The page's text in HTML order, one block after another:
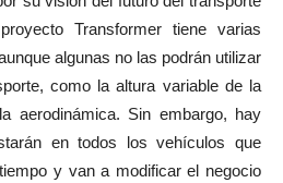
Transformer tiene varias
algunas no las podrán utilizar
como la altura variable de la
aerodinámica. Sin embargo, hay
en todos los vehículos que
y van a modificar el negocio